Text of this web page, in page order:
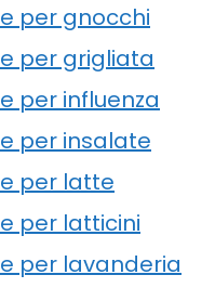
per gnocchi
per grigliata
per influenza
per insalate
per latte
per latticini
per lavanderia